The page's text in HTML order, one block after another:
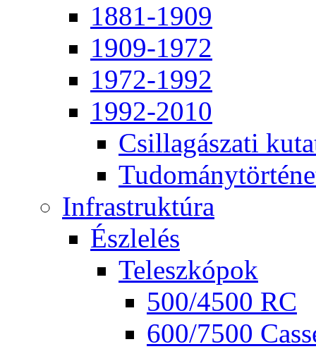
1881-1909
1909-1972
1972-1992
1992-2010
Csil­la­gá­sza­ti
Inf­ra­struk­tú­ra
Ész­le­lés
Te­lesz­kó­pok
500/4500 RC
600/7500